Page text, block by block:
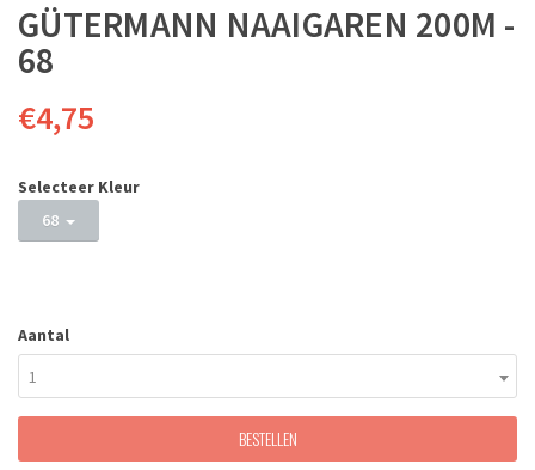
GÜTERMANN NAAIGAREN 200M -
68
€4,75
Selecteer Kleur
68
Aantal
1
BESTELLEN